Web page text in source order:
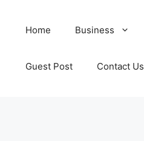
Home Business
Guest Post Contact Us